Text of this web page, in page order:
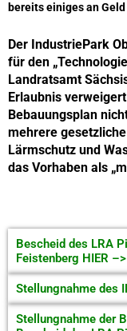
bereits einiges an
Der IndustriePark
für den
Landratsamt
Erlaubnis
Bebauungsplan
mehrere
Lärmschutz und
das Vorhaben als
Bescheid des LRA
Feistenberg HIER –>
Stellungnahme des
Stellungnahme der